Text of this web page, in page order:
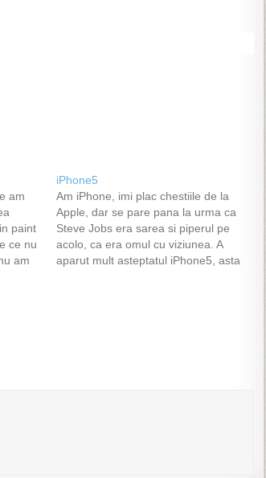
am
paint
ce nu
am
iPhone5
Am iPhone, imi plac chestiile de la
Apple, dar se pare pana la urma ca
Steve Jobs era sarea si piperul pe
acolo, ca era omul cu viziunea. A
aparut mult asteptatul iPhone5, asta